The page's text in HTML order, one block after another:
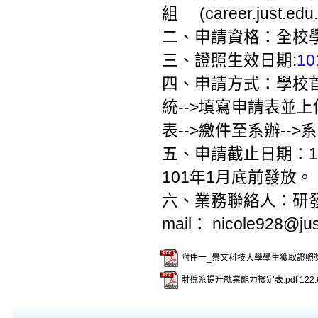
組 (
二、申請資格：全校
三、證照生效日期:
四、申請方式：學校
統-->填寫申請表並
表-->繳件至系辦-->
五、申請截止日期：
101年1月底前發放。
六、業務聯絡人：研
mail：
附件一_景文科技大學學生獲取證照
財稅系提升就業能力檢定表.pdf